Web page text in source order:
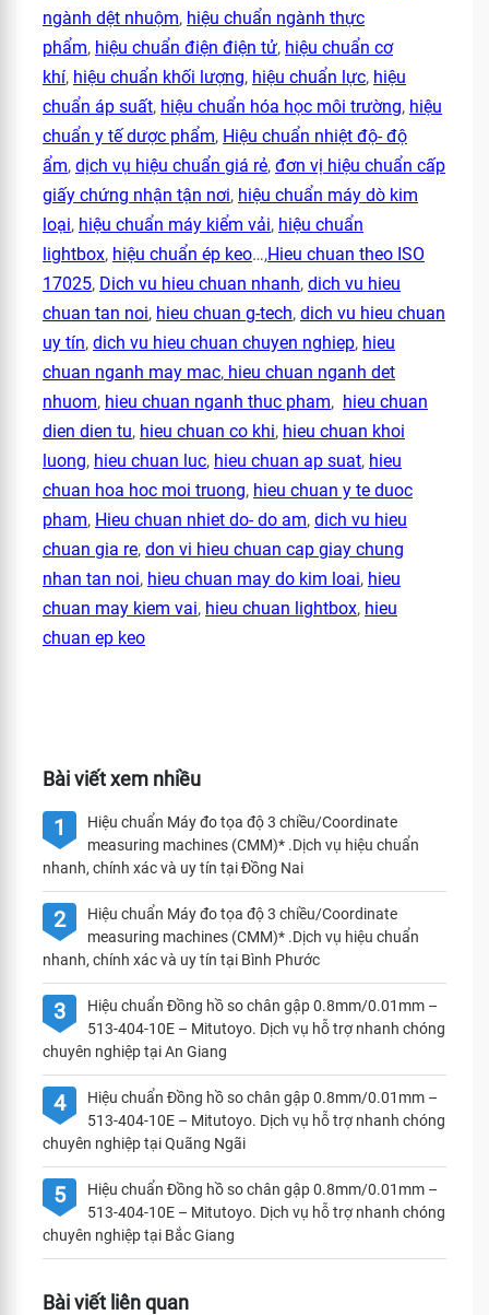
ngành dệt nhuộm, hiệu chuẩn ngành thực
phẩm, hiệu chuẩn điện điện tử, hiệu chuẩn cơ
khí, hiệu chuẩn khối lượng, hiệu chuẩn lực, hiệu
chuẩn áp suất, hiệu chuẩn hóa học môi trường, hiệu
chuẩn y tế dược phẩm, Hiệu chuẩn nhiệt độ- độ
ẩm, dịch vụ hiệu chuẩn giá rẻ, đơn vị hiệu chuẩn cấp
giấy chứng nhận tận nơi, hiệu chuẩn máy dò kim
loại, hiệu chuẩn máy kiểm vải, hiệu chuẩn
lightbox, hiệu chuẩn ép keo…,Hieu chuan theo ISO
17025, Dich vu hieu chuan nhanh, dich vu hieu
chuan tan noi, hieu chuan g-tech, dich vu hieu chuan
uy tín, dich vu hieu chuan chuyen nghiep, hieu
chuan nganh may mac, hieu chuan nganh det
nhuom, hieu chuan nganh thuc pham, hieu chuan
dien dien tu, hieu chuan co khi, hieu chuan khoi
luong, hieu chuan luc, hieu chuan ap suat, hieu
chuan hoa hoc moi truong, hieu chuan y te duoc
pham, Hieu chuan nhiet do- do am, dich vu hieu
chuan gia re, don vi hieu chuan cap giay chung
nhan tan noi, hieu chuan may do kim loai, hieu
chuan may kiem vai, hieu chuan lightbox, hieu
chuan ep keo
Bài viết xem nhiều
1
Hiệu chuẩn Máy đo tọa độ 3 chiều/Coordinate
measuring machines (CMM)* .Dịch vụ hiệu chuẩn
nhanh, chính xác và uy tín tại Đồng Nai
2
Hiệu chuẩn Máy đo tọa độ 3 chiều/Coordinate
measuring machines (CMM)* .Dịch vụ hiệu chuẩn
nhanh, chính xác và uy tín tại Bình Phước
3
Hiệu chuẩn Đồng hồ so chân gập 0.8mm/0.01mm –
513-404-10E – Mitutoyo. Dịch vụ hỗ trợ nhanh chóng
chuyên nghiệp tại An Giang
4
Hiệu chuẩn Đồng hồ so chân gập 0.8mm/0.01mm –
513-404-10E – Mitutoyo. Dịch vụ hỗ trợ nhanh chóng
chuyên nghiệp tại Quãng Ngãi
5
Hiệu chuẩn Đồng hồ so chân gập 0.8mm/0.01mm –
513-404-10E – Mitutoyo. Dịch vụ hỗ trợ nhanh chóng
chuyên nghiệp tại Bắc Giang
Bài viết liên quan